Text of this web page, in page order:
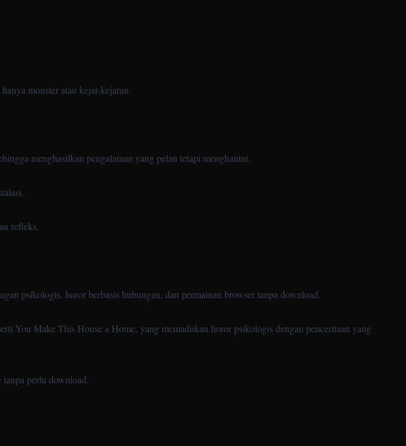
monster atau kejar-kejaran.
menghasilkan pengalaman yang pelan tetapi menghantui.
refleks.
psikologis, horor berbasis hubungan, dan permainan browser tanpa download.
You Make This House a Home, yang memadukan horor psikologis dengan penceritaan yang
perlu download.